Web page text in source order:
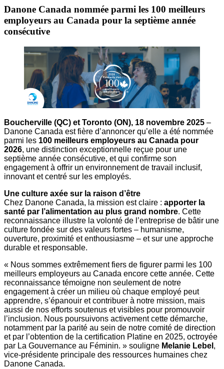
Danone Canada nommée parmi les 100 meilleurs
employeurs au Canada pour la septième année
consécutive
Boucherville (QC) et Toronto (ON), 18 novembre 2025 –
Danone Canada est fière d’annoncer qu’elle a été nommée
parmi les 100 meilleurs employeurs au Canada pour
2026, une distinction exceptionnelle reçue pour une
septième année consécutive, et qui confirme son
engagement à offrir un environnement de travail inclusif,
innovant et centré sur les employés.
Une culture axée sur la raison d’être
Chez Danone Canada, la mission est claire : apporter la
santé par l’alimentation au plus grand nombre. Cette
reconnaissance illustre la volonté de l’entreprise de bâtir une
culture fondée sur des valeurs fortes – humanisme,
ouverture, proximité et enthousiasme – et sur une approche
durable et responsable.
« Nous sommes extrêmement fiers de figurer parmi les 100
meilleurs employeurs au Canada encore cette année. Cette
reconnaissance témoigne non seulement de notre
engagement à créer un milieu où chaque employé peut
apprendre, s’épanouir et contribuer à notre mission, mais
aussi de nos efforts soutenus et visibles pour promouvoir
l’inclusion. Nous poursuivons activement cette démarche,
notamment par la parité au sein de notre comité de direction
et par l’obtention de la certification Platine en 2025, octroyée
par La Gouvernance au Féminin. » souligne Melanie Lebel ,
vice-présidente principale des ressources humaines chez
Danone Canada.